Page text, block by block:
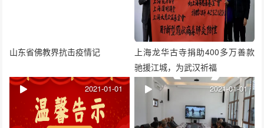
山东省佛教界抗击疫情记
上海龙华古寺捐助400多万善款
驰援江城，为武汉祈福
2021-01-01 2021-01-01